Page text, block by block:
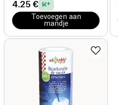
4.25 €
Toevoegen aan
mandje